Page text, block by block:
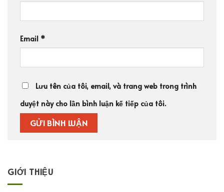
Email *
Lưu tên của tôi, email, và trang web trong trình
duyệt này cho lần bình luận kế tiếp của tôi.
GIỚI THIỆU